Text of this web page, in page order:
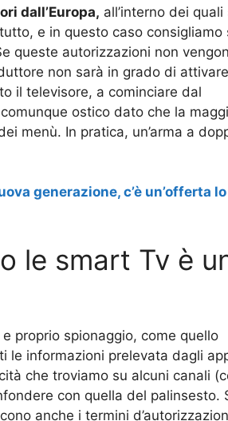
dall’Europa, all’interno dei quali
e in questo caso consigliamo
queste autorizzazioni non
non sarà in grado di
il televisore, a cominciare dal
ostico dato che la
menù. In pratica, un’arma a
generazione, c’è un’offerta
le smart Tv è
proprio spionaggio, come quello
le informazioni prelevata dagli
che troviamo su alcuni canali
con quella del palinsesto.
anche i termini